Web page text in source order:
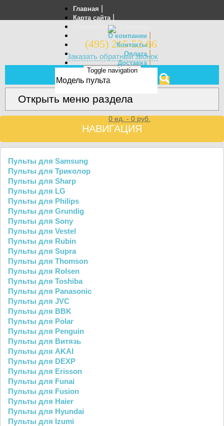
Главная
Карта сайта
Специальные страницы
О компании
Контакты |
Оплата |
Доставка |
Отзывы
(495) 215-52-66
Заказать обратный звонок
0 ед. - 0 руб.
Toggle navigation
МЕНЮ
Открыть меню раздела
НАВИГАЦИЯ
Пульты для Samsung
Пульты для Триколор
Пульты для Sharp
Пульты для LG
Пульты для Philips
Пульты для Grundig
Пульты для Sony
Пульты для Vestel
Пульты для Rubin
Пульты для Supra
Пульты для Thomson
Пульты для Rolsen
Пульты для Toshiba
Пульты для Panasonic
Пульты для JVC
Пульты для BBK
Пульты для Polar
Пульты для Penguin
Пульты для Витязь
Пульты для AKAI
Пульты для DEXP
Пульты для Erisson
Пульты для Funai
Пульты для Fusion
Пульты для Haier
Пульты для Hyundai
Пульты для Izumi